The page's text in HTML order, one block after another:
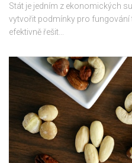
Stát je jedním z ekonomických
vytvořit podmínky pro
efektivně řešit...